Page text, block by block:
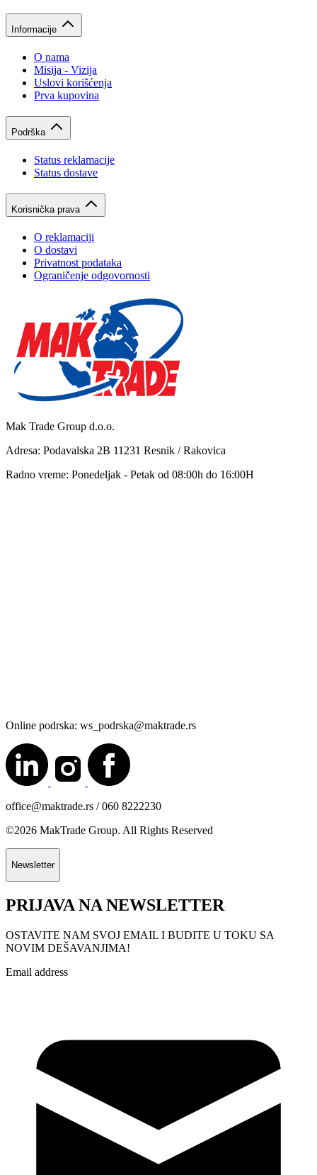
Informacije
O nama
Misija - Vizija
Uslovi korišćenja
Prva kupovina
Podrška
Status reklamacije
Status dostave
Korisnička prava
O reklamaciji
O dostavi
Privatnost podataka
Ograničenje odgovornosti
Mak Trade Group d.o.o.
Adresa: Podavalska 2B 11231 Resnik / Rakovica
Radno vreme: Ponedeljak - Petak od 08:00h do 16:00H
Online podrska: ws_podrska@maktrade.rs
office@maktrade.rs / 060 8222230
©2026 MakTrade Group. All Rights Reserved
Newsletter
PRIJAVA NA NEWSLETTER
OSTAVITE NAM SVOJ EMAIL I BUDITE U TOKU SA
NOVIM DEŠAVANJIMA!
Email address